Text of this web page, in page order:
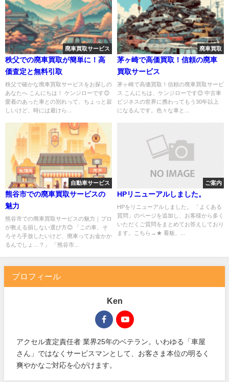
廃車買取サービス
秩父での廃車買取が簡単に！高
価査定と無料引取
秩父で確かな廃車買取サービスをお探しの
あなたへ こんにちは！ ケンジローです😊
愛着のあった車との別れって、ちょっと寂
しいけど、時には避けら...
廃車買取
茅ヶ崎で高価買取！信頼の廃車
買取サービス
茅ヶ崎で高価買取！信頼の廃車買取サービ
ス こんにちは、ケンジローです😊 中古車
ビジネスの世界に携わってもう30年以上
になるんです。色々な車と...
自動車サービス
熊谷市での廃車買取サービスの
魅力
熊谷市での廃車買取サービスの魅力｜プロ
が教える損しない選び方😊 「この車、そ
ろそろ手放したいけど、廃車ってお金かか
るんでしょ…？」 「熊谷市...
ご案内
HPリニューアルしました。
HPをリニューアルしました。 「よくある
質問」のページを追加し、お客様から多く
いただくご質問をまとめてお答えしており
ます。こちら→★ 看板、...
プロフィール
Ken
アクセル査定責任者 業界25年のベテラン。いわゆる「車屋
さん」ではなくサービスマンとして、お客さま本位の明るく
爽やかなご対応を心がけます。